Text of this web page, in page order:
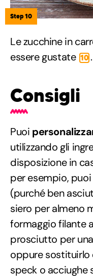
Step 10
Le zucchine in
essere gustate 10 .
Consigli
Puoi
utilizzando gli
disposizione in
per esempio,
(purché ben
siero per almeno
formaggio filante
prosciutto per
oppure sostituirlo
speck o acciughe